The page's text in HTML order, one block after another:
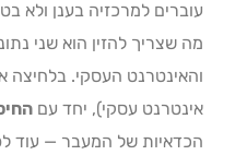
עוברים למרכזיה בענן ולא
מה שצריך להזין הוא שני
והאינטרנט העסקי. בלחיצה
אינטרנט עסקי), יחד עם
הכדאיות של המעבר — עוד